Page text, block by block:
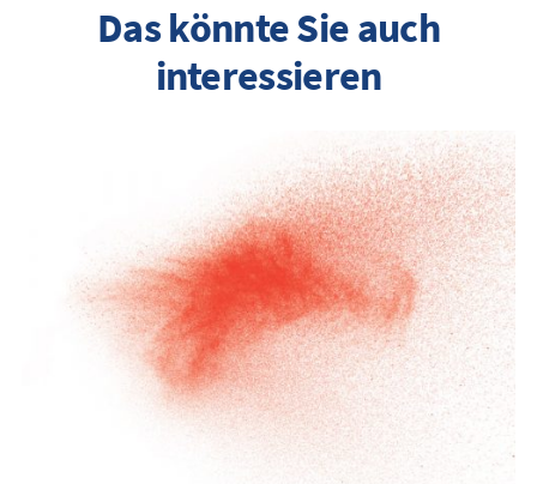
Das könnte Sie auch
interessieren